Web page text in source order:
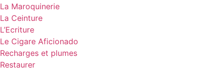
La Maroquinerie
La Ceinture
L’Ecriture
Le Cigare Aficionado
Recharges et plumes
Restaurer